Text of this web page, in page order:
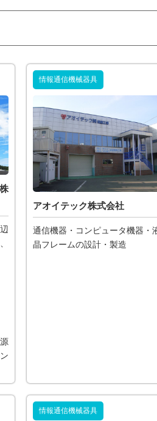
情報通信機械器具
アオイテック株式会社
通信機器・コンピュータ機器・
晶フレームの設計・製造
情報通信機械器具